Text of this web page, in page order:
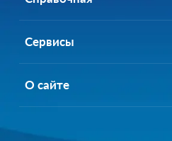
Сервисы
О сайте